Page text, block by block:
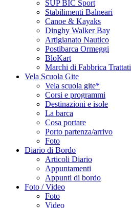
SUP BIC Sport
Stabilimenti Balneari
Canoe & Kayaks
Dinghy Walker Bay
Artigianato Nautico
Postibarca Ormeggi
BloKart
Marchi di Fabbrica Trattati
Vela Scuola Gite
Vela scuola gite*
Corsi e programmi
Destinazioni e isole
La barca
Cosa portare
Porto partenza/arrivo
Foto
Diario di Bordo
Articoli Diario
Appuntamenti
Appunti di bordo
Foto / Video
Foto
Video